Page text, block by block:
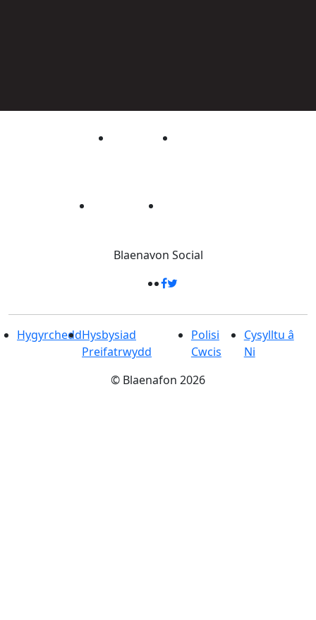
Blaenavon Social
HygyrcheddHysbysiad
Preifatrwydd
Polisi
Cwcis
Cysylltu â
Ni
© Blaenafon 2026